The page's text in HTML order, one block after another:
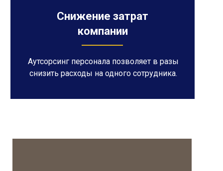
Снижение затрат
компании
Аутсорсинг персонала позволяет в разы
снизить расходы на одного сотрудника.